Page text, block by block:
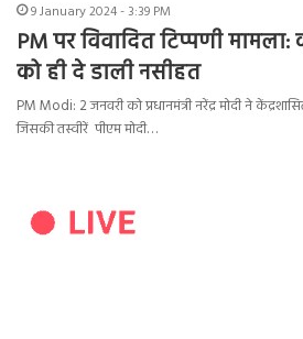
9 January 2024 - 3:39 PM
PM पर विवादित टिप्पणी मामला:
को ही दे डाली नसीहत
PM Modi: 2 जनवरी को प्रधानमंत्री नरेंद्र मोदी ने
जिसकी तस्वीरें पीएम मोदी…